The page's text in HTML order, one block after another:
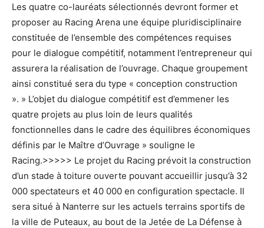
Les quatre co-lauréats sélectionnés devront former et
proposer au Racing Arena une équipe pluridisciplinaire
constituée de l’ensemble des compétences requises
pour le dialogue compétitif, notamment l’entrepreneur qui
assurera la réalisation de l’ouvrage. Chaque groupement
ainsi constitué sera du type « conception construction
». » L’objet du dialogue compétitif est d’emmener les
quatre projets au plus loin de leurs qualités
fonctionnelles dans le cadre des équilibres économiques
définis par le Maître d’Ouvrage » souligne le
Racing.>>>>> Le projet du Racing prévoit la construction
d’un stade à toiture ouverte pouvant accueillir jusqu’à 32
000 spectateurs et 40 000 en configuration spectacle. Il
sera situé à Nanterre sur les actuels terrains sportifs de
la ville de Puteaux, au bout de la Jetée de La Défense à